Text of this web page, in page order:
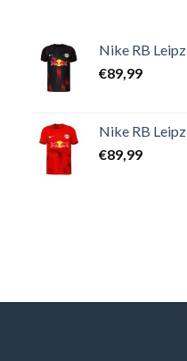
Nike RB
€89,99
Nike RB
€89,99